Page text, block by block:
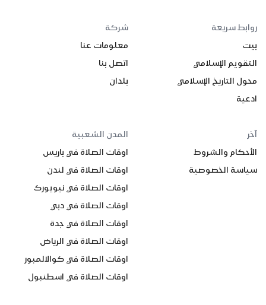
روابط سريعة
بيت
التقويم الإسلامي
محول التاريخ الإسلامي
ادعية
شركة
معلومات عنا
اتصل بنا
بلدان
آخر
الأحكام والشروط
سياسة الخصوصية
المدن الشعبية
اوقات الصلاة في باريس
اوقات الصلاة في لندن
اوقات الصلاة في نيويورك
اوقات الصلاة في دبي
اوقات الصلاة في جدة
اوقات الصلاة في الرياض
اوقات الصلاة في كوالالمبور
اوقات الصلاة في اسطنبول